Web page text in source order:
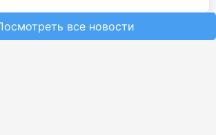
все новости